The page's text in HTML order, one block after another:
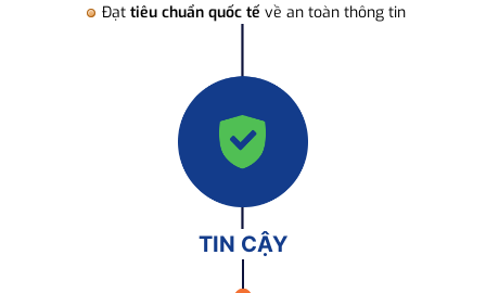
Đạt tiêu chuẩn quốc tế về an toàn thông tin
TIN CẬY